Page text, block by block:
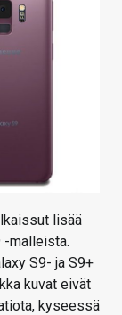
lisää
-malleista.
S9- ja S9+
kuvat eivät
kyseessä